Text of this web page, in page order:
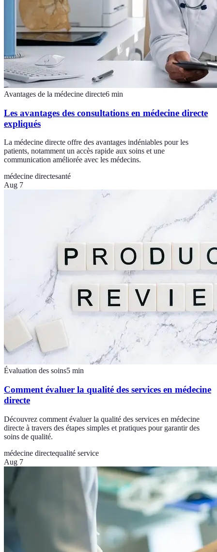
Avantages de la médecine directe6 min
Les avantages des consultations en médecine directe
expliqués
La médecine directe offre des avantages indéniables pour les
patients, notamment un accès rapide aux soins et une
communication améliorée avec les médecins.
médecine directesanté
Aug 7
Évaluation des soins5 min
Comment évaluer la qualité des services en médecine
directe
Découvrez comment évaluer la qualité des services en médecine
directe à travers des étapes simples et pratiques pour garantir des
soins de qualité.
médecine directequalité service
Aug 7